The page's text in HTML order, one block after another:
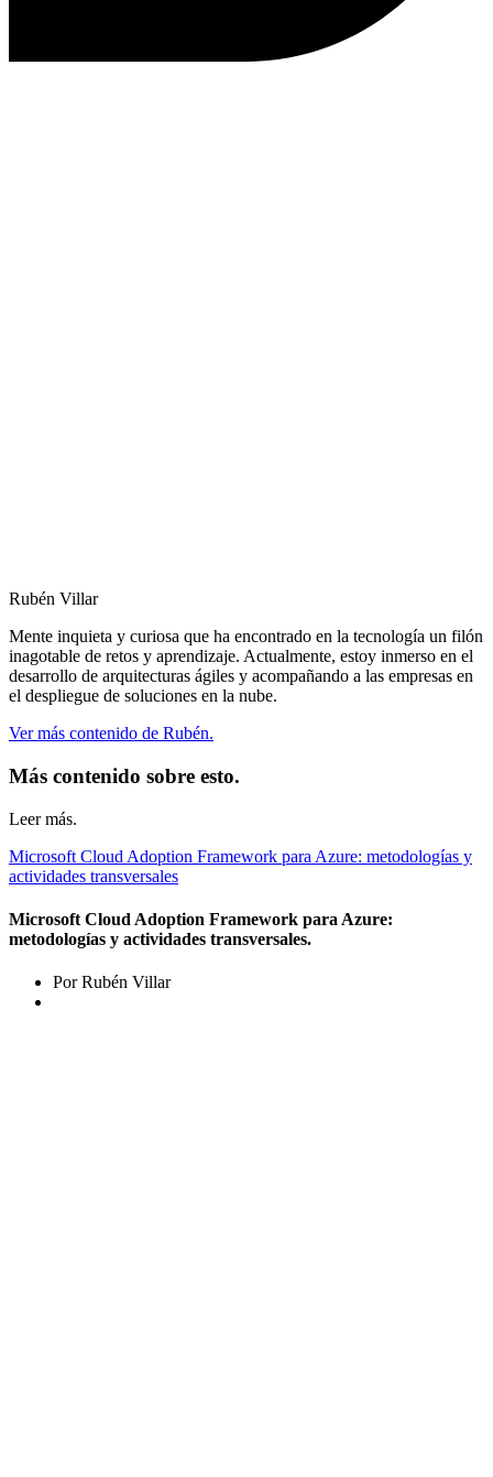
Rubén Villar
Mente inquieta y curiosa que ha encontrado en la tecnología un filón
inagotable de retos y aprendizaje. Actualmente, estoy inmerso en el
desarrollo de arquitecturas ágiles y acompañando a las empresas en
el despliegue de soluciones en la nube.
Ver más contenido de Rubén.
Más contenido sobre esto.
Leer más.
Microsoft Cloud Adoption Framework para Azure: metodologías y
actividades transversales
Microsoft Cloud Adoption Framework para Azure:
metodologías y actividades transversales.
Por Rubén Villar